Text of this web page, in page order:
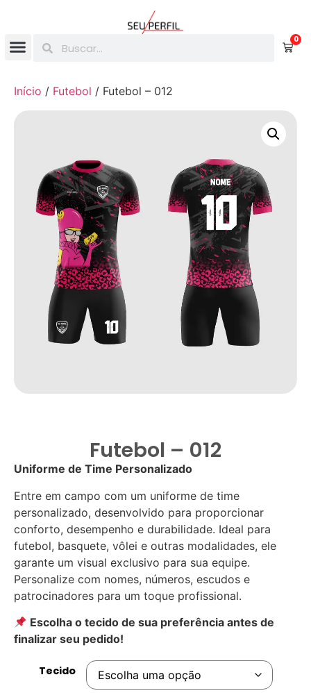
0
Início / Futebol / Futebol – 012
Futebol – 012
Uniforme de Time Personalizado
Entre em campo com um uniforme de time
personalizado, desenvolvido para proporcionar
conforto, desempenho e durabilidade. Ideal para
futebol, basquete, vôlei e outras modalidades, ele
garante um visual exclusivo para sua equipe.
Personalize com nomes, números, escudos e
patrocinadores para um toque profissional.
Escolha o tecido de sua preferência antes de
finalizar seu pedido!
Tecido